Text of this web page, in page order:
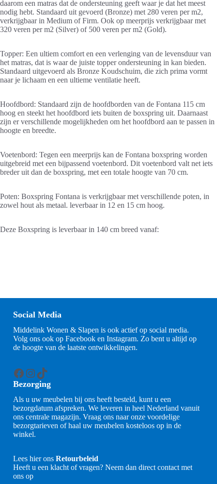
daarom een matras dat de ondersteuning geeft waar je dat het meest
nodig hebt. Standaard uit gevoerd (Bronze) met 280 veren per m2,
verkrijgbaar in Medium of Firm. Ook op meerprijs verkrijgbaar met
320 veren per m2 (Silver) of 500 veren per m2 (Gold).
Topper: Een ultiem comfort en een verlenging van de levensduur van
het matras, dat is waar de juiste topper ondersteuning in kan bieden.
Standaard uitgevoerd als Bronze Koudschuim, die zich prima vormt
naar je lichaam en een ultieme ventilatie heeft.
Hoofdbord: Standaard zijn de hoofdborden van de Fontana 115 cm
hoog en steekt het hoofdbord iets buiten de boxspring uit. Daarnaast
zijn er verschillende mogelijkheden om het hoofdbord aan te passen in
hoogte en breedte.
Voetenbord: Tegen een meerprijs kan de Fontana boxspring worden
uitgebreid met een bijpassend voetenbord. Dit voetenbord valt net iets
breder uit dan de boxspring, met een totale hoogte van 70 cm.
Poten: Boxspring Fontana is verkrijgbaar met verschillende poten, in
zowel hout als metaal. leverbaar in 12 en 15 cm hoog.
Deze Boxspring is leverbaar in 140 cm breed vanaf:
Social Media
Middelink Wonen & Slapen is ook actief op social media.
Volg ons ook op Facebook en Instagram. Zo bent u altijd op
de hoogte van de laatste ontwikkelingen.
Facebook
Instagram
TikTok
Bezorging
Als u uw meubelen bij ons heeft besteld, kunt u een
bezorgdatum afspreken. We leveren in heel Nederland vanuit
ons centrale magazijn. Vraag ons naar onze voordelige
bezorgtarieven of haal uw meubelen kosteloos op in de
winkel.
Lees hier ons Retourbeleid
Heeft u een klacht of vragen? Neem dan direct contact met
ons op